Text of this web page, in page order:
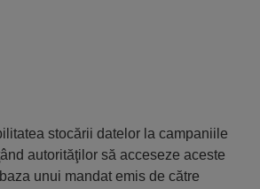
stocării datelor la campaniile
autorităţilor să acceseze aceste
unui mandat emis de către